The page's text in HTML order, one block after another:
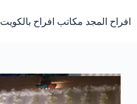
إلى
المحتوى
افراح المجد مكاتب افراح بالكويت